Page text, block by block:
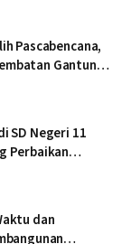
Pascabencana,
Gantung
SD Negeri 11
Perbaikan
dan